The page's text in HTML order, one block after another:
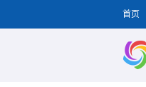
首页